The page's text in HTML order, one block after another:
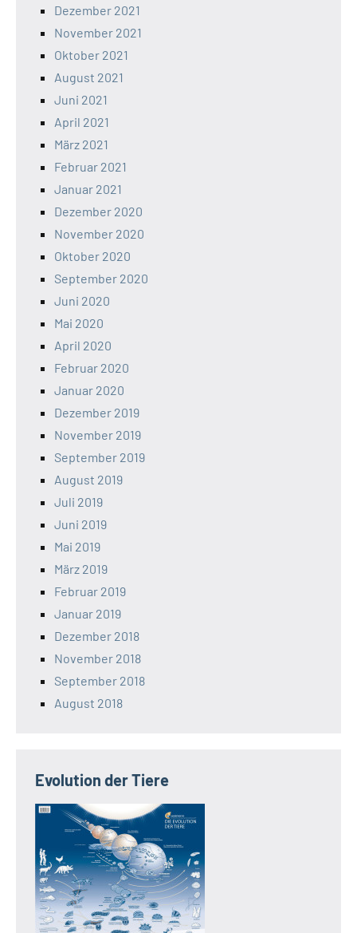
Dezember 2021
November 2021
Oktober 2021
August 2021
Juni 2021
April 2021
März 2021
Februar 2021
Januar 2021
Dezember 2020
November 2020
Oktober 2020
September 2020
Juni 2020
Mai 2020
April 2020
Februar 2020
Januar 2020
Dezember 2019
November 2019
September 2019
August 2019
Juli 2019
Juni 2019
Mai 2019
März 2019
Februar 2019
Januar 2019
Dezember 2018
November 2018
September 2018
August 2018
Evolution der Tiere